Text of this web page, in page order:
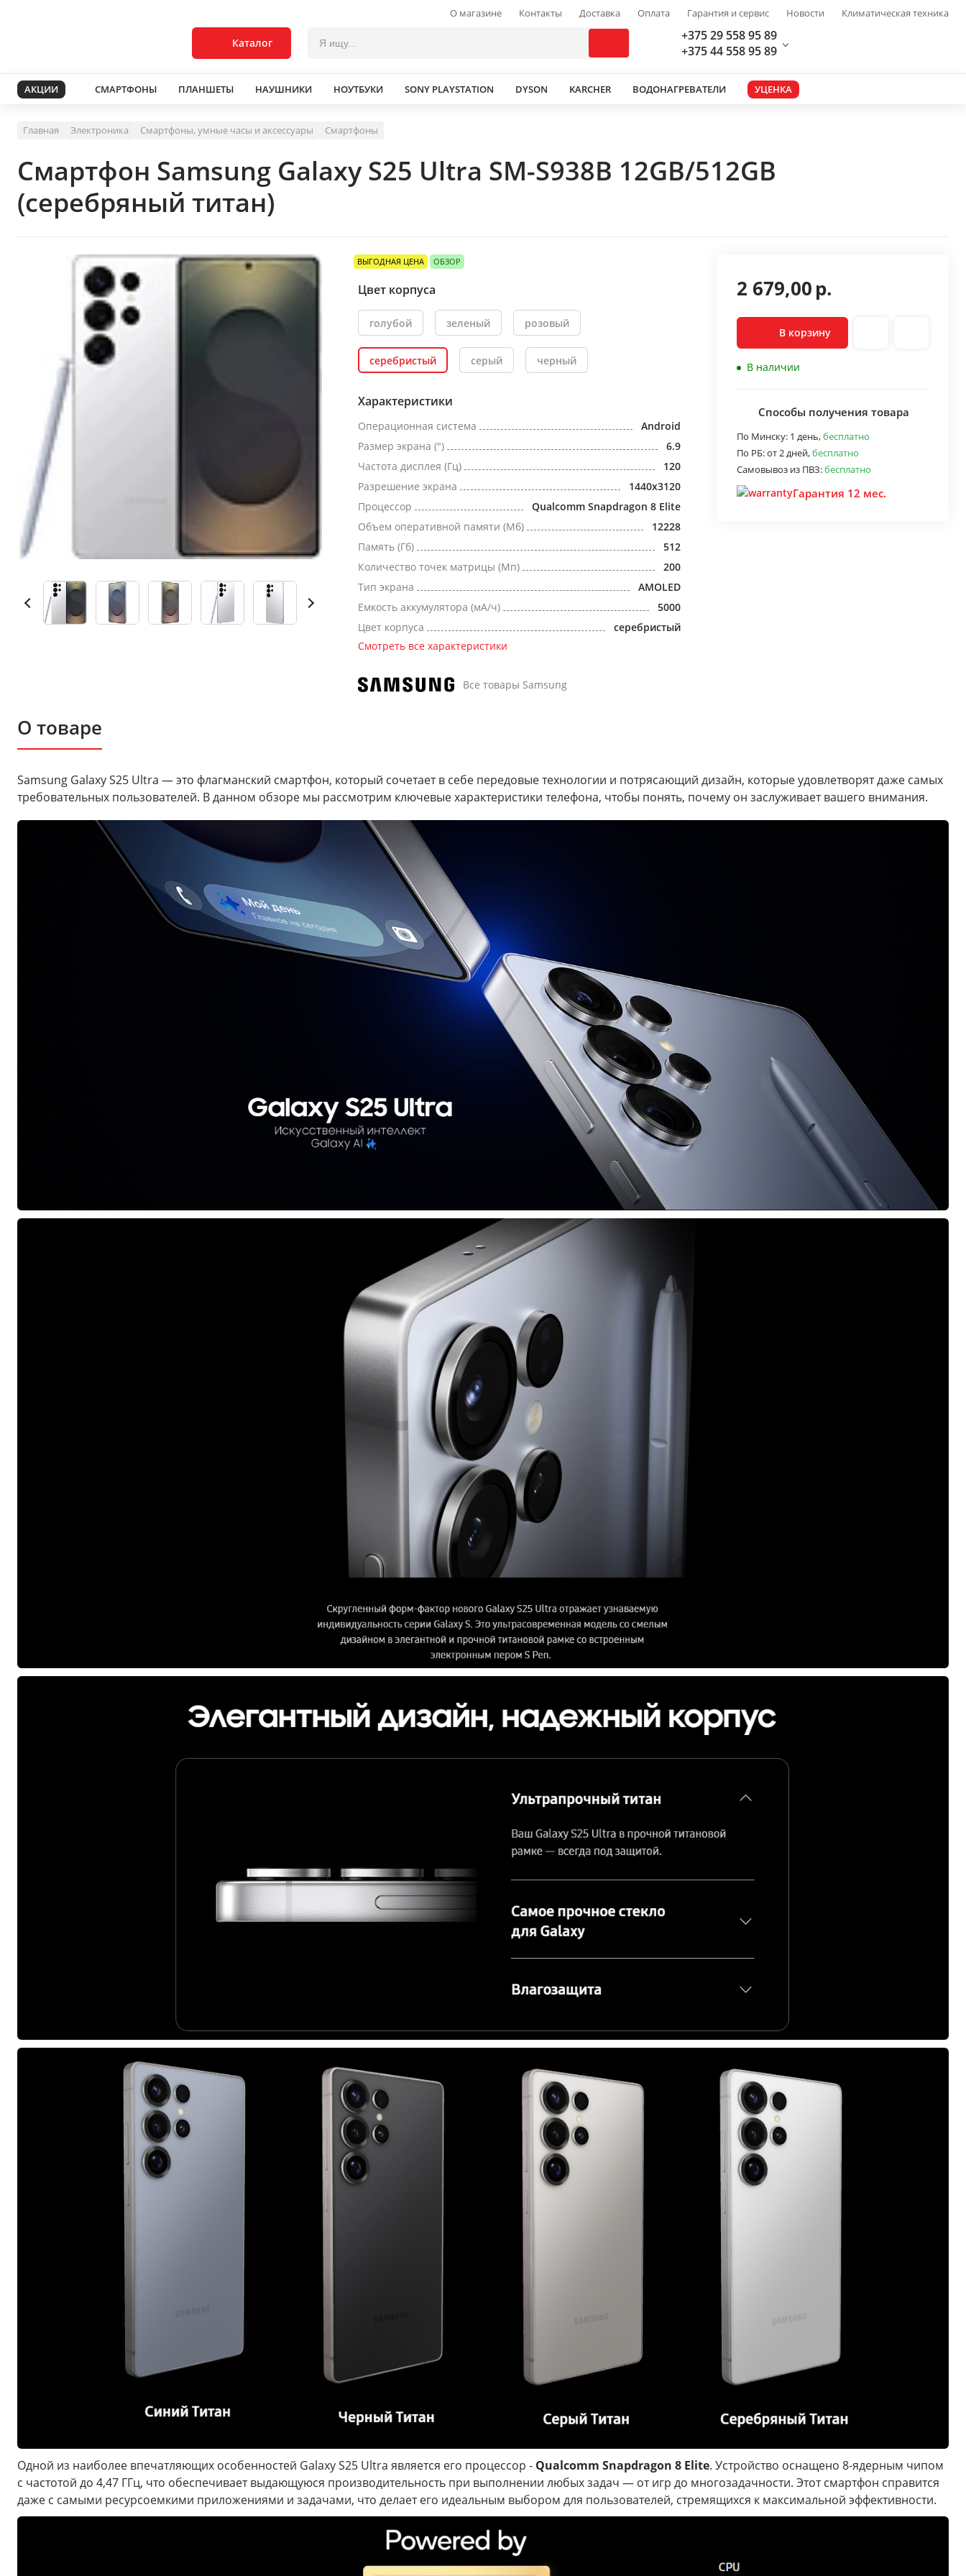
О магазине Контакты Доставка Оплата Гарантия и сервис Новости Климатическая техника
Каталог
+375 29 558 95 89
+375 44 558 95 89
АКЦИИ СМАРТФОНЫ ПЛАНШЕТЫ НАУШНИКИ НОУТБУКИ SONY PLAYSTATION DYSON KARCHER ВОДОНАГРЕВАТЕЛИ УЦЕНКА
Главная Электроника Смартфоны, умные часы и аксессуары Смартфоны
Смартфон Samsung Galaxy S25 Ultra SM-S938B 12GB/512GB
(серебряный титан)
ВЫГОДНАЯ ЦЕНА ОБЗОР
Цвет корпуса
голубой зеленый розовый
серебристый серый черный
Характеристики
Операционная система
Android
Размер экрана (")
6.9
Частота дисплея (Гц)
120
Разрешение экрана
1440x3120
Процессор
Qualcomm Snapdragon 8 Elite
Объем оперативной памяти (Мб)
12228
Память (Гб)
512
Количество точек матрицы (Мп)
200
Тип экрана
AMOLED
Емкость аккумулятора (мА/ч)
5000
Цвет корпуса
серебристый
Смотреть все характеристики
Все товары Samsung
2 679,00р.
В корзину
В наличии
Способы получения товара
По Минску: 1 день,бесплатно
По РБ:от 2 дней,бесплатно
Самовывоз из ПВЗ:бесплатно
Гарантия 12 мес.
О товаре
Samsung Galaxy S25 Ultra — это флагманский смартфон, который сочетает в себе передовые технологии и потрясающий дизайн, которые удовлетворят даже самых
требовательных пользователей. В данном обзоре мы рассмотрим ключевые характеристики телефона, чтобы понять, почему он заслуживает вашего внимания.
Одной из наиболее впечатляющих особенностей Galaxy S25 Ultra является его процессор - Qualcomm Snapdragon 8 Elite. Устройство оснащено 8-ядерным чипом
с частотой до 4,47 ГГц, что обеспечивает выдающуюся производительность при выполнении любых задач — от игр до многозадачности. Этот смартфон справится
даже с самыми ресурсоемкими приложениями и задачами, что делает его идеальным выбором для пользователей, стремящихся к максимальной эффективности.